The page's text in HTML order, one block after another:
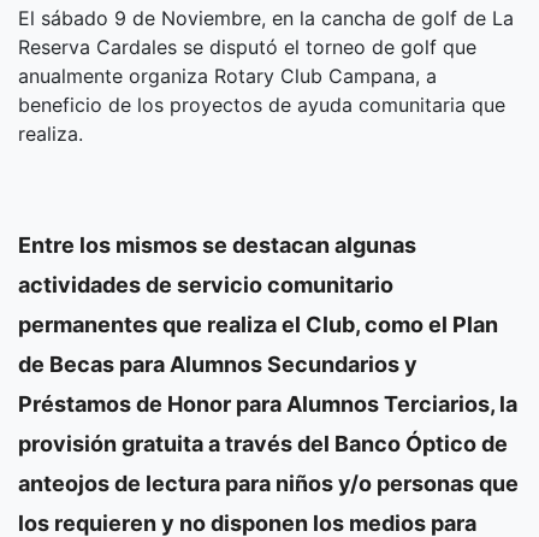
El sábado 9 de Noviembre, en la cancha de golf de La
Reserva Cardales se disputó el torneo de golf que
anualmente organiza Rotary Club Campana, a
beneficio de los proyectos de ayuda comunitaria que
realiza.
Entre los mismos se destacan algunas
actividades de servicio comunitario
permanentes que realiza el Club, como el Plan
de Becas para Alumnos Secundarios y
Préstamos de Honor para Alumnos Terciarios, la
provisión gratuita a través del Banco Óptico de
anteojos de lectura para niños y/o personas que
los requieren y no disponen los medios para